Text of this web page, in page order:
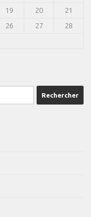
19 20
21
26 27
28